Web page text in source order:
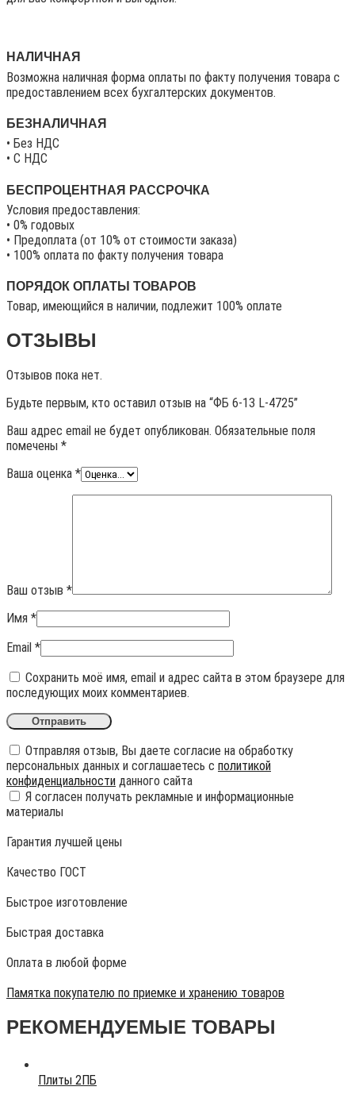
НАЛИЧНАЯ
Возможна наличная форма оплаты по факту получения товара с
предоставлением всех бухгалтерских документов.
БЕЗНАЛИЧНАЯ
• Без НДС
• C НДС
БЕСПРОЦЕНТНАЯ РАССРОЧКА
Условия предоставления:
• 0% годовых
• Предоплата (от 10% от стоимости заказа)
• 100% оплата по факту получения товара
ПОРЯДОК ОПЛАТЫ ТОВАРОВ
Товар, имеющийся в наличии, подлежит 100% оплате
ОТЗЫВЫ
Отзывов пока нет.
Будьте первым, кто оставил отзыв на “ФБ 6-13 L-4725”
Ваш адрес email не будет опубликован. Обязательные поля
помечены *
Ваша оценка *
Ваш отзыв *
Имя *
Email *
Сохранить моё имя, email и адрес сайта в этом браузере для
последующих моих комментариев.
Отправляя отзыв, Вы даете согласие на обработку
персональных данных и соглашаетесь с политикой
конфиденциальности данного сайта
Я согласен получать рекламные и информационные
материалы
Гарантия лучшей цены
Качество ГОСТ
Быстрое изготовление
Быстрая доставка
Оплата в любой форме
Памятка покупателю по приемке и хранению товаров
РЕКОМЕНДУЕМЫЕ ТОВАРЫ
Плиты 2ПБ